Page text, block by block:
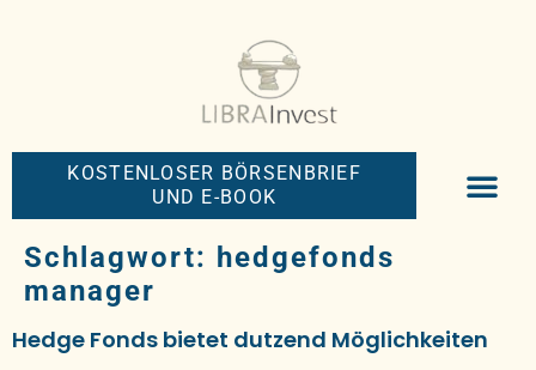
KOSTENLOSER BÖRSENBRIEF
UND E-BOOK
Schlagwort: hedgefonds
manager
Hedge Fonds bietet dutzend Möglichkeiten